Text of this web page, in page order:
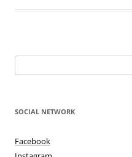
SOCIAL NETWORK
Facebook